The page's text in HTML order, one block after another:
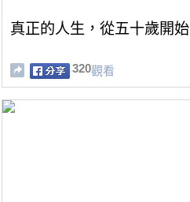
真正的人生，從五十歲開始
320觀看